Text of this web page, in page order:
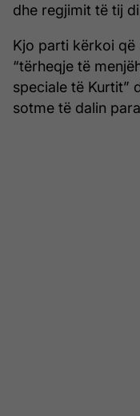
dhe regjimit të tij
Kjo parti kërkoi që
“tërheqje të
speciale të Kurtit”
sotme të dalin